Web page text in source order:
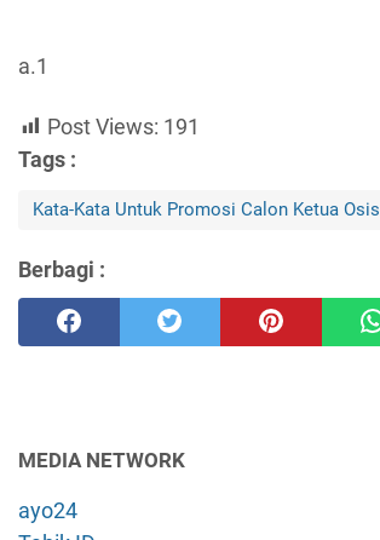
a.1
Post Views: 191
Tags :
Kata-Kata Untuk Promosi Calon Ketua Osis
Berbagi :
MEDIA NETWORK
ayo24